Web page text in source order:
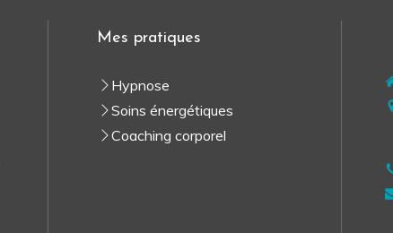
Mes pratiques
Hypnose
Soins énergétiques
Coaching corporel